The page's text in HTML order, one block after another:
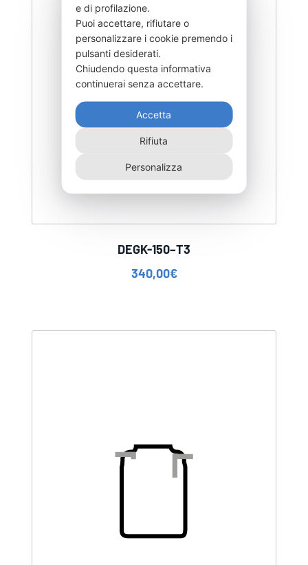
DEGK-150–T3
340,00€
e di profilazione.
Puoi accettare, rifiutare o
personalizzare i cookie premendo i
pulsanti desiderati.
Chiudendo questa informativa
continuerai senza accettare.
Accetta
Rifiuta
Personalizza